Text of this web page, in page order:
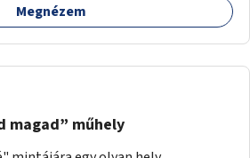
Megnézem
magad” műhely